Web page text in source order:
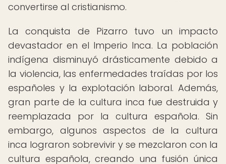
convertirse al cristianismo.
La conquista de Pizarro tuvo un impacto
devastador en el Imperio Inca. La población
indígena disminuyó drásticamente debido a
la violencia, las enfermedades traídas por los
españoles y la explotación laboral. Además,
gran parte de la cultura inca fue destruida y
reemplazada por la cultura española. Sin
embargo, algunos aspectos de la cultura
inca lograron sobrevivir y se mezclaron con la
cultura española, creando una fusión única